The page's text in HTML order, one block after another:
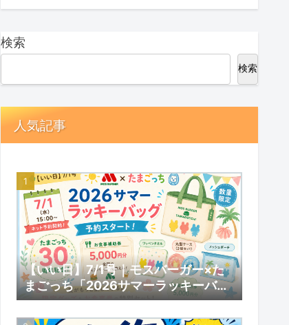
検索
検索
人気記事
【いい日】7/1号｜モスバーガー×た
まごっち「2026サマーラッキーバッ
グ」予約スタート！数量限定の内容と
予約情報